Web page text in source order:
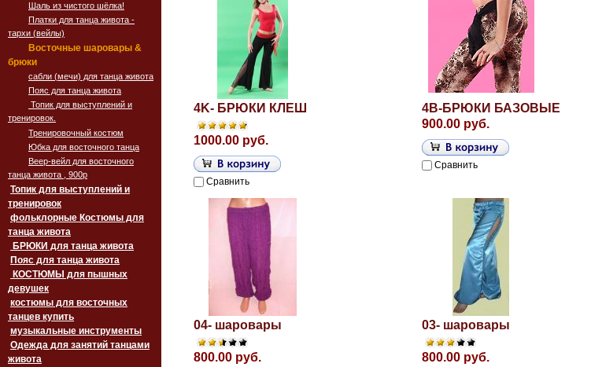
Шаль из чистого шёлка!
Платки для танца живота -
тархи (вейлы)
Восточные шаровары &
брюки
сабли (мечи) для танца живота
Пояс для танца живота
Топик для выступлений и
тренировок.
Тренировочный костюм
Юбка для восточного танца
Веер-вейл для восточного
танца живота , 900p
Топик для выступлений и
тренировок
фольклорные Костюмы для
танца живота
БРЮКИ для танца живота
Пояс для танца живота
девушек
костюмы для восточных
танцев купить
музыкальные инструменты
Одежда для занятий танцами
живота
4K- БРЮКИ КЛЕШ
1000.00 руб.
Сравнить
4B-БРЮКИ БАЗОВЫЕ
900.00 руб.
Сравнить
04- шаровары
800.00 руб.
03- шаровары
800.00 руб.